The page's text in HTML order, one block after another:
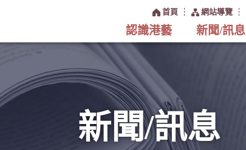
首頁 網站導覽
認識港藝 新聞/訊息
新聞/訊息